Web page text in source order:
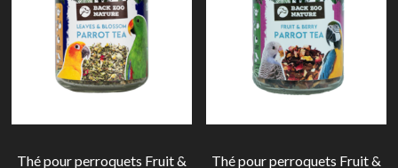
Thé pour perroquets Fruit &
Thé pour perroquets Fruit &